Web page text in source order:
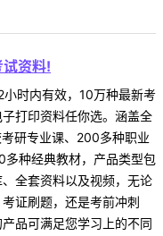
资料!
时内有效，10万种最新考
打印资料任你选。涵盖全
研专业课、200多种职业
多种经典教材，产品类型包
全套资料以及视频，无论
证刷题，还是考前冲刺
品可满足您学习上的不同